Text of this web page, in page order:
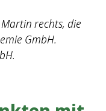
rechts, die
GmbH.